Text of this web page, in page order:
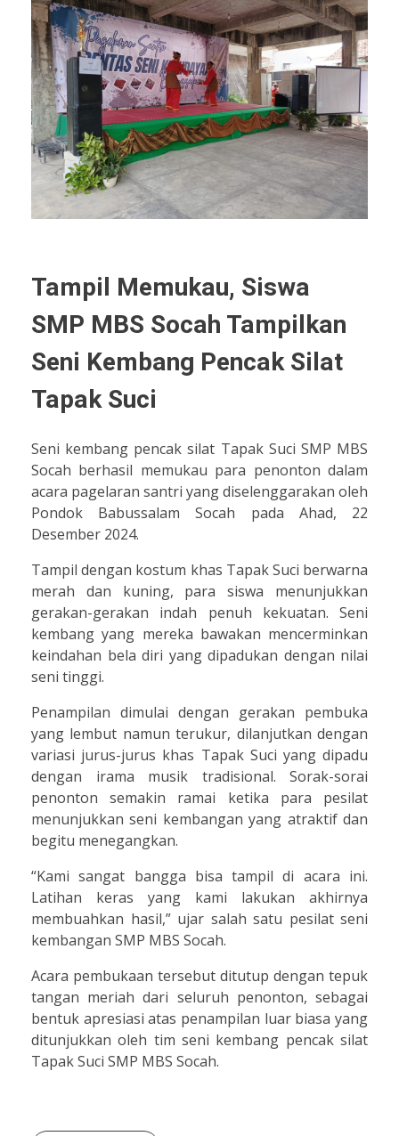
Tampil Memukau, Siswa
SMP MBS Socah Tampilkan
Seni Kembang Pencak Silat
Tapak Suci
Seni kembang pencak silat Tapak Suci SMP MBS
Socah berhasil memukau para penonton dalam
acara pagelaran santri yang diselenggarakan oleh
Pondok Babussalam Socah pada Ahad, 22
Desember 2024.
Tampil dengan kostum khas Tapak Suci berwarna
merah dan kuning, para siswa menunjukkan
gerakan-gerakan indah penuh kekuatan. Seni
kembang yang mereka bawakan mencerminkan
keindahan bela diri yang dipadukan dengan nilai
seni tinggi.
Penampilan dimulai dengan gerakan pembuka
yang lembut namun terukur, dilanjutkan dengan
variasi jurus-jurus khas Tapak Suci yang dipadu
dengan irama musik tradisional. Sorak-sorai
penonton semakin ramai ketika para pesilat
menunjukkan seni kembangan yang atraktif dan
begitu menegangkan.
“Kami sangat bangga bisa tampil di acara ini.
Latihan keras yang kami lakukan akhirnya
membuahkan hasil,” ujar salah satu pesilat seni
kembangan SMP MBS Socah.
Acara pembukaan tersebut ditutup dengan tepuk
tangan meriah dari seluruh penonton, sebagai
bentuk apresiasi atas penampilan luar biasa yang
ditunjukkan oleh tim seni kembang pencak silat
Tapak Suci SMP MBS Socah.